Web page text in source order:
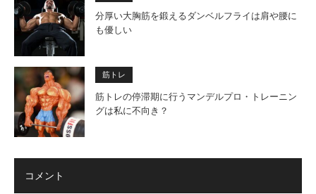
分厚い大胸筋を鍛えるダンベルフライは肩や腰に
も優しい
筋トレ
筋トレの停滞期に行うマンデルプロ・トレーニン
グは私に不向き？
コメント